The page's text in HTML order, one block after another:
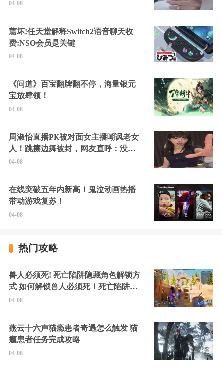
04-08
蔫坏!任天堂解释Switch2语音聊天收
费:NSO会员是关键
04-08
《问道》百宝翻牌翻不停，海量银元
宝放肆领！
04-08
周淑怡直播PK被对面女主播嘲讽老女
人！跳擦边舞被封，网友直呼：没边
硬擦封的好！
04-08
在线突破五年内新高！鬼泣动画热播
带动游戏复苏！
04-08
热门攻略
兽人必须死! 死亡陷阱隐藏角色解锁方
式 如何解锁兽人必须死！死亡陷阱中
的隐藏角色
04-08
燕云十六声猫瘾患者奇遇怎么触发 猫
瘾患者任务完成攻略
04-08